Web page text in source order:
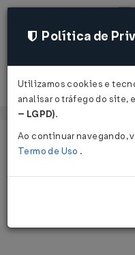
Página Inicial
Decreto Nº
Política de
Utilizamos cookies e
analisar o tráfego do site,
– LGPD).
Ao continuar navegando,
Termo de Uso .